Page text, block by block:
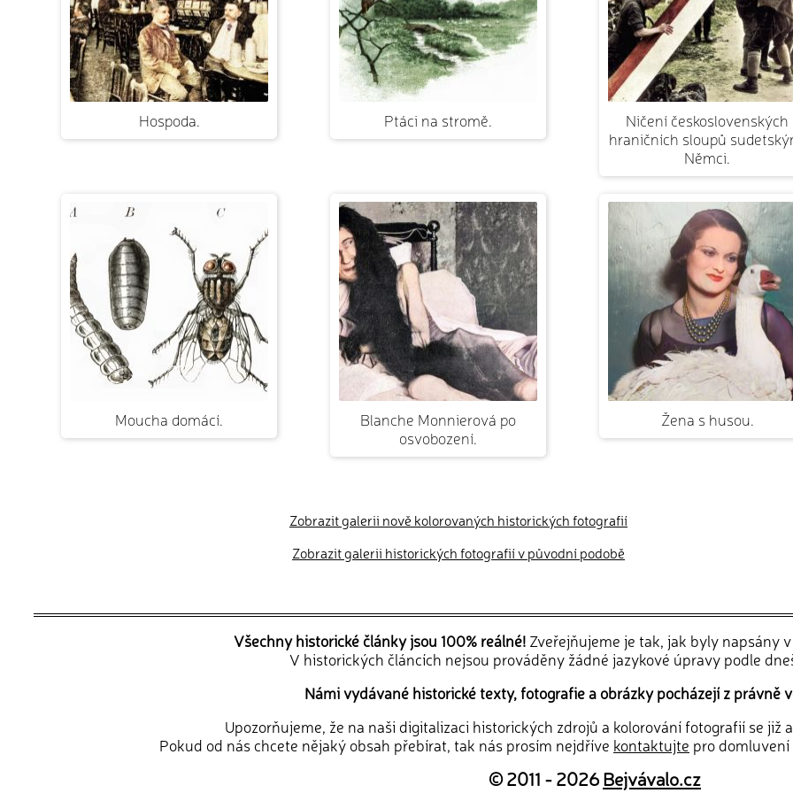
Hospoda. Ptáci na stromě.
Ničení československých
hraničních sloupů
Němci.
Moucha domácí.
Blanche Monnierová po
osvobození.
Žena s husou.
Zobrazit galerii nově kolorovaných historických fotografií
Zobrazit galerii historických fotografií v původní podobě
Všechny historické články jsou 100% reálné! Zveřejňujeme je tak, jak byly napsány
V historických článcích nejsou prováděny žádné jazykové úpravy podle
Námi vydávané historické texty, fotografie a obrázky pocházejí z právně
Upozorňujeme, že na naši digitalizaci historických zdrojů a kolorování fotografií se již
Pokud od nás chcete nějaký obsah přebírat, tak nás prosím nejdříve kontaktujte pro
© 2011 - 2026Bejvávalo.cz